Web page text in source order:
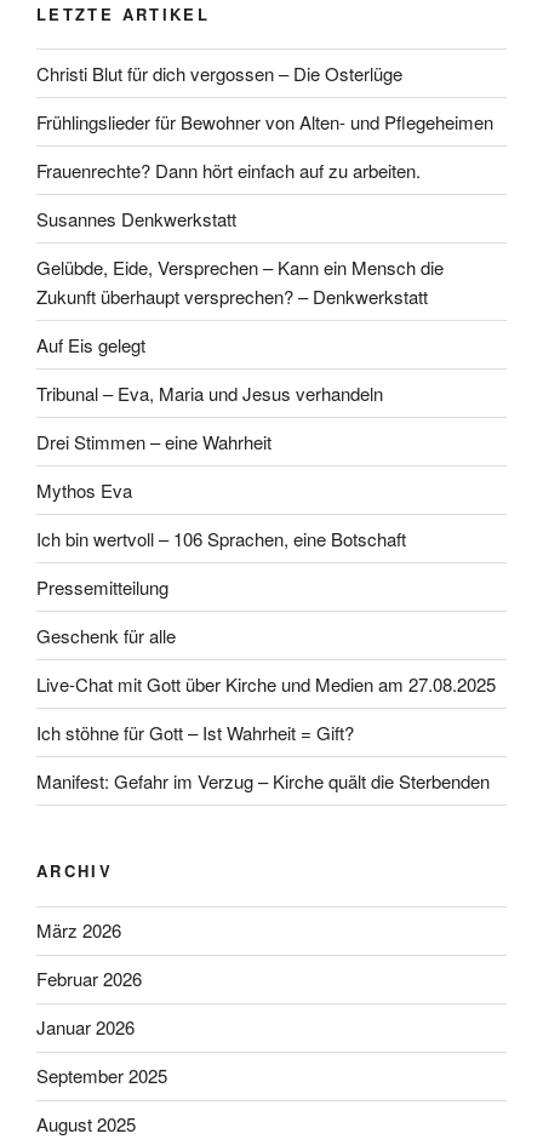
LETZTE ARTIKEL
Christi Blut für dich vergossen – Die Osterlüge
Frühlingslieder für Bewohner von Alten- und Pflegeheimen
Frauenrechte? Dann hört einfach auf zu arbeiten.
Susannes Denkwerkstatt
Gelübde, Eide, Versprechen – Kann ein Mensch die
Zukunft überhaupt versprechen? – Denkwerkstatt
Auf Eis gelegt
Tribunal – Eva, Maria und Jesus verhandeln
Drei Stimmen – eine Wahrheit
Mythos Eva
Ich bin wertvoll – 106 Sprachen, eine Botschaft
Pressemitteilung
Geschenk für alle
Live-Chat mit Gott über Kirche und Medien am 27.08.2025
Ich stöhne für Gott – Ist Wahrheit = Gift?
Manifest: Gefahr im Verzug – Kirche quält die Sterbenden
ARCHIV
März 2026
Februar 2026
Januar 2026
September 2025
August 2025